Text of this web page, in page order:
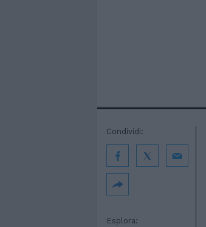
Esplora:
Condividi: